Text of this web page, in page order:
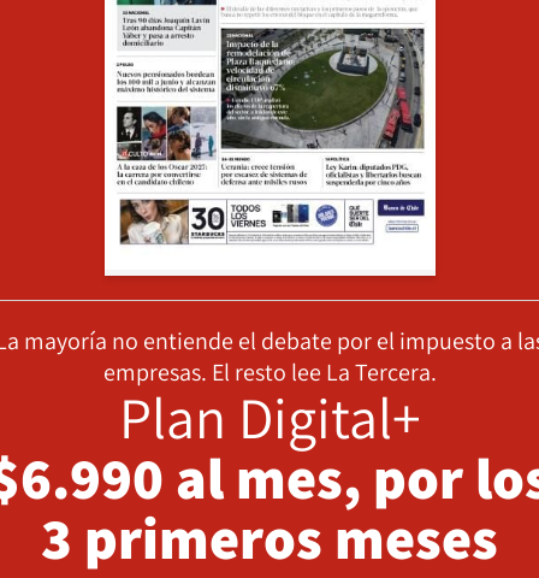
mayoría no entiende el debate por el impuesto a
empresas. El resto lee La Tercera.
Plan Digital+
al mes, por
3 primeros meses